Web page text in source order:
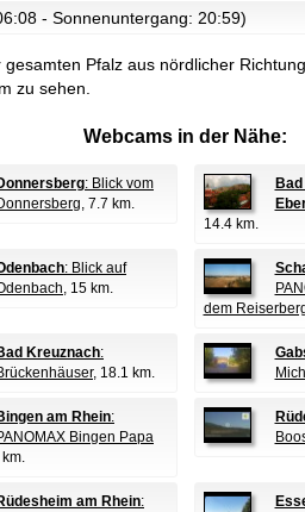
- Sonnenuntergang: 20:59)
Pfalz aus nördlicher Richtung.
zu sehen.
Webcams in der Nähe:
: Blick vom
, 7.7 km.
14.4 km.
: Blick auf
, 15 km.
dem
Kreuznach:
, 18.1 km.
am Rhein:
Bingen Papa
km.
am Rhein: